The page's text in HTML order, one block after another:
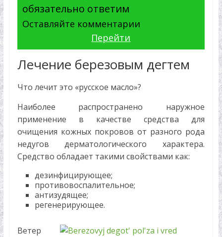
обязательно ответим
Оставляйте комментарии
Перейти
Лечение березовым дегтем
Что лечит это «русское масло»?
Наиболее распространено наружное
применение в качестве средства для
очищения кожных покровов от разного рода
недугов дерматологического характера.
Средство обладает такими свойствами как:
дезинфицирующее;
противовоспалительное;
антизудящее;
регенерирующее.
Ветер